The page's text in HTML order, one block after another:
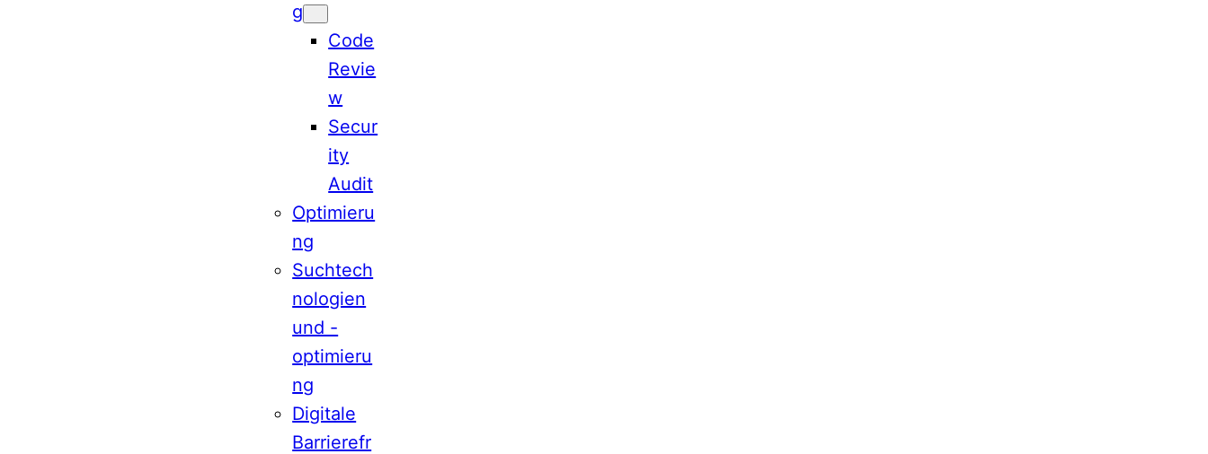
g
Code
Revie
w
Secur
ity
Audit
Optimieru
ng
Suchtech
nologien
und -
optimieru
ng
Digitale
Barrierefr